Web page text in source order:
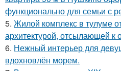
функционально для семьи с
5. Жилой комплекс в тулуме
архитектурой, отсылающей к
6. Нежный интерьер для
вдохновлён морем.